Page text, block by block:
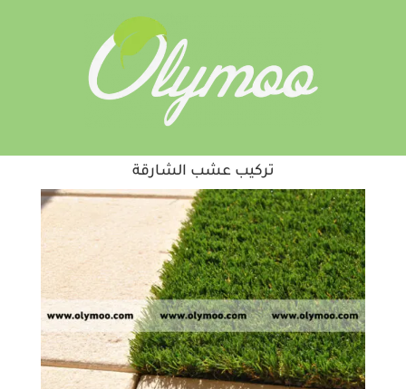
تركيب عشب الشارقة